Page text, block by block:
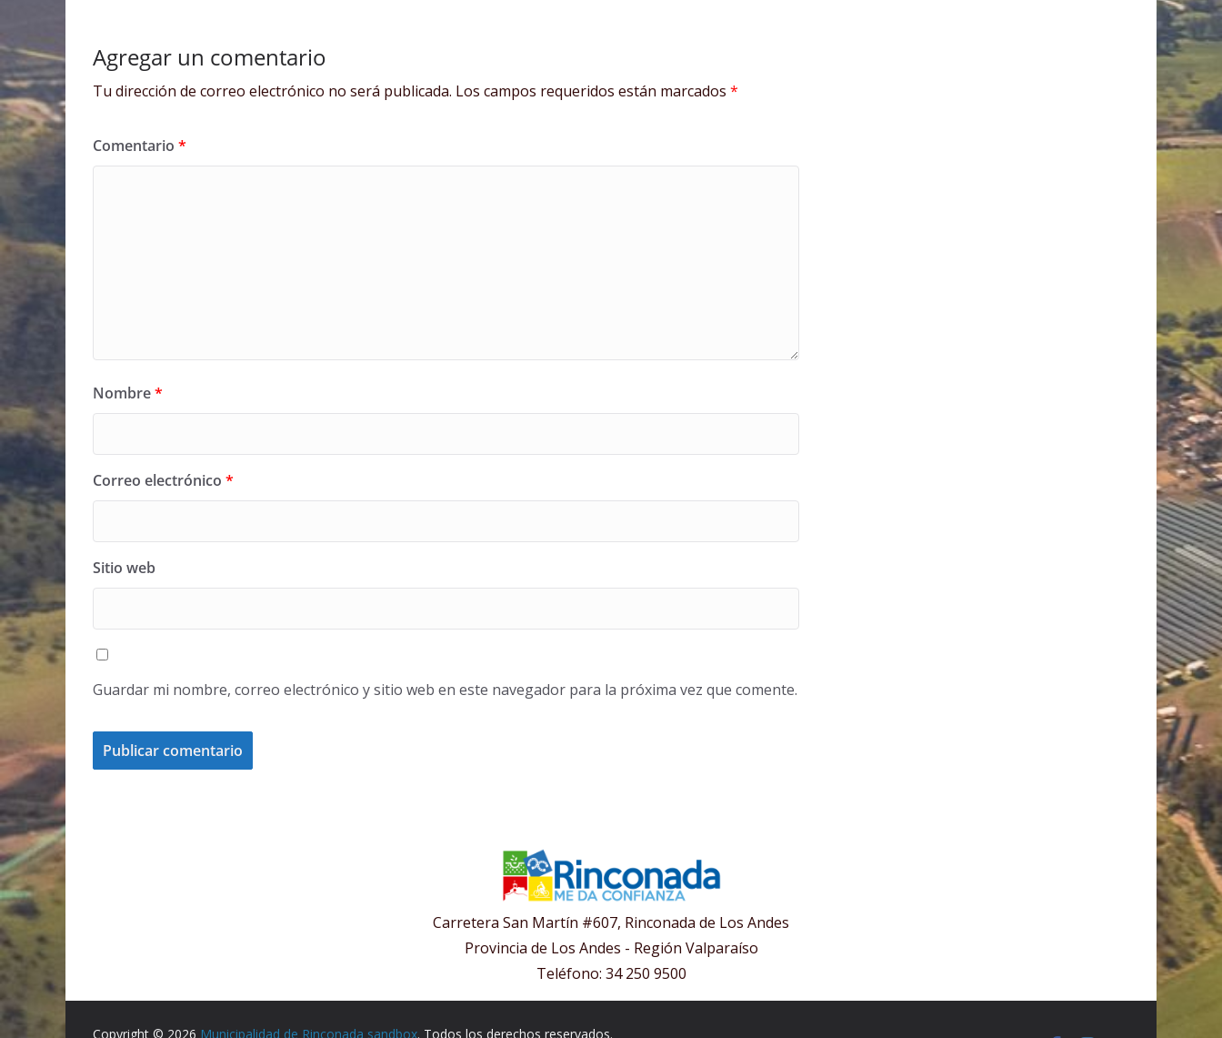
Agregar un comentario
Tu dirección de correo electrónico no será publicada. Los campos requeridos están marcados *
Comentario *
Nombre*
Correo electrónico *
Sitio web
Guardar mi nombre, correo electrónico y sitio web en este navegador para la próxima vez que comente.
Carretera San Martín #607, Rinconada de Los Andes
Provincia de Los Andes - Región Valparaíso
Teléfono: 34 250 9500
Copyright © 2026 Municipalidad de Rinconada sandbox. Todos los derechos reservados.